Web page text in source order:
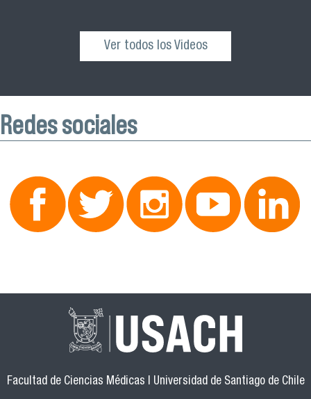
Ver todos los Videos
Redes sociales
Facultad de Ciencias Médicas | Universidad de Santiago de Chile